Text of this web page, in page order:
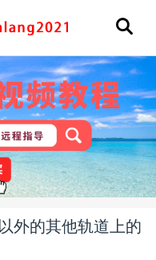
外的其他轨道上的